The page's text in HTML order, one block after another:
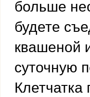
больше
будете
квашеной
суточную